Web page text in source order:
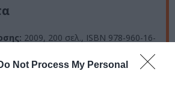
Not Process My Personal
2009, 200 σελ., ISBN 978-960-16-